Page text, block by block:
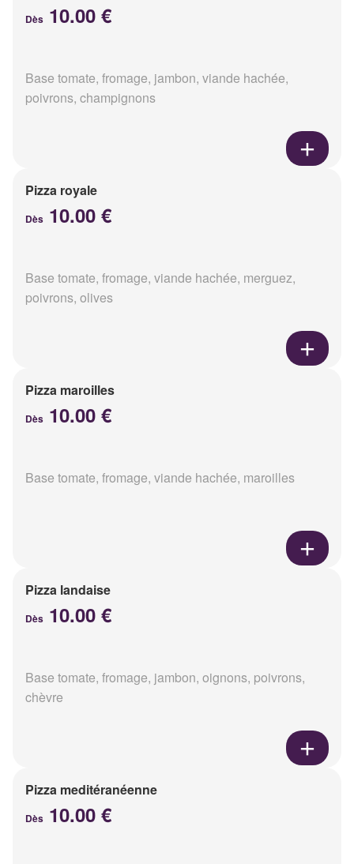
Dès 10.00 €
Base tomate, fromage, jambon, viande hachée,
poivrons, champignons
Pizza royale
Dès 10.00 €
Base tomate, fromage, viande hachée, merguez,
poivrons, olives
Pizza maroilles
Dès 10.00 €
Base tomate, fromage, viande hachée, maroilles
Pizza landaise
Dès 10.00 €
Base tomate, fromage, jambon, oignons, poivrons,
chèvre
Pizza meditéranéenne
Dès 10.00 €